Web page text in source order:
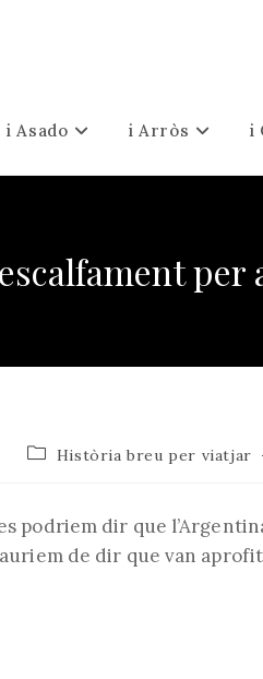
i Asado i Arròs i
Categoria
Història breu per viatjar
podriem dir que
de dir que van